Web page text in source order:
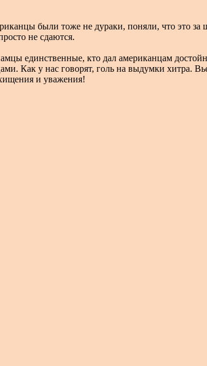
были тоже не дураки, поняли, что это за
не сдаются.
единственные, кто дал американцам
Как у нас говорят, голь на выдумки хитра.
и уважения!